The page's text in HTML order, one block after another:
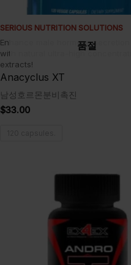
SERIOUS NUTRITION SOLUTIONS
품절
Enhance male hormone
with natural ultra-high
extracts!
Anacyclus XT
남성호르몬분비촉진
$33.00